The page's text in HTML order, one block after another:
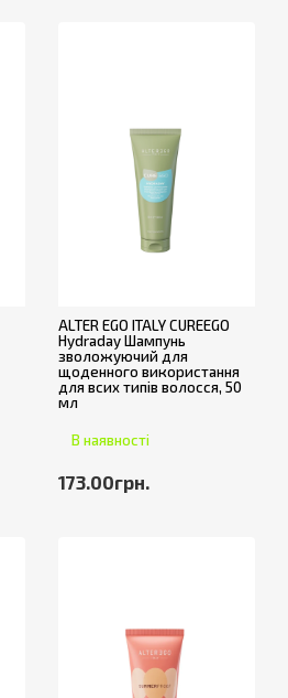
ALTER EGO ITALY CUREEGO
Hydraday Шампунь
зволожуючий для
щоденного використання
для всих типів волосся, 50
мл
В наявності
173.00грн.